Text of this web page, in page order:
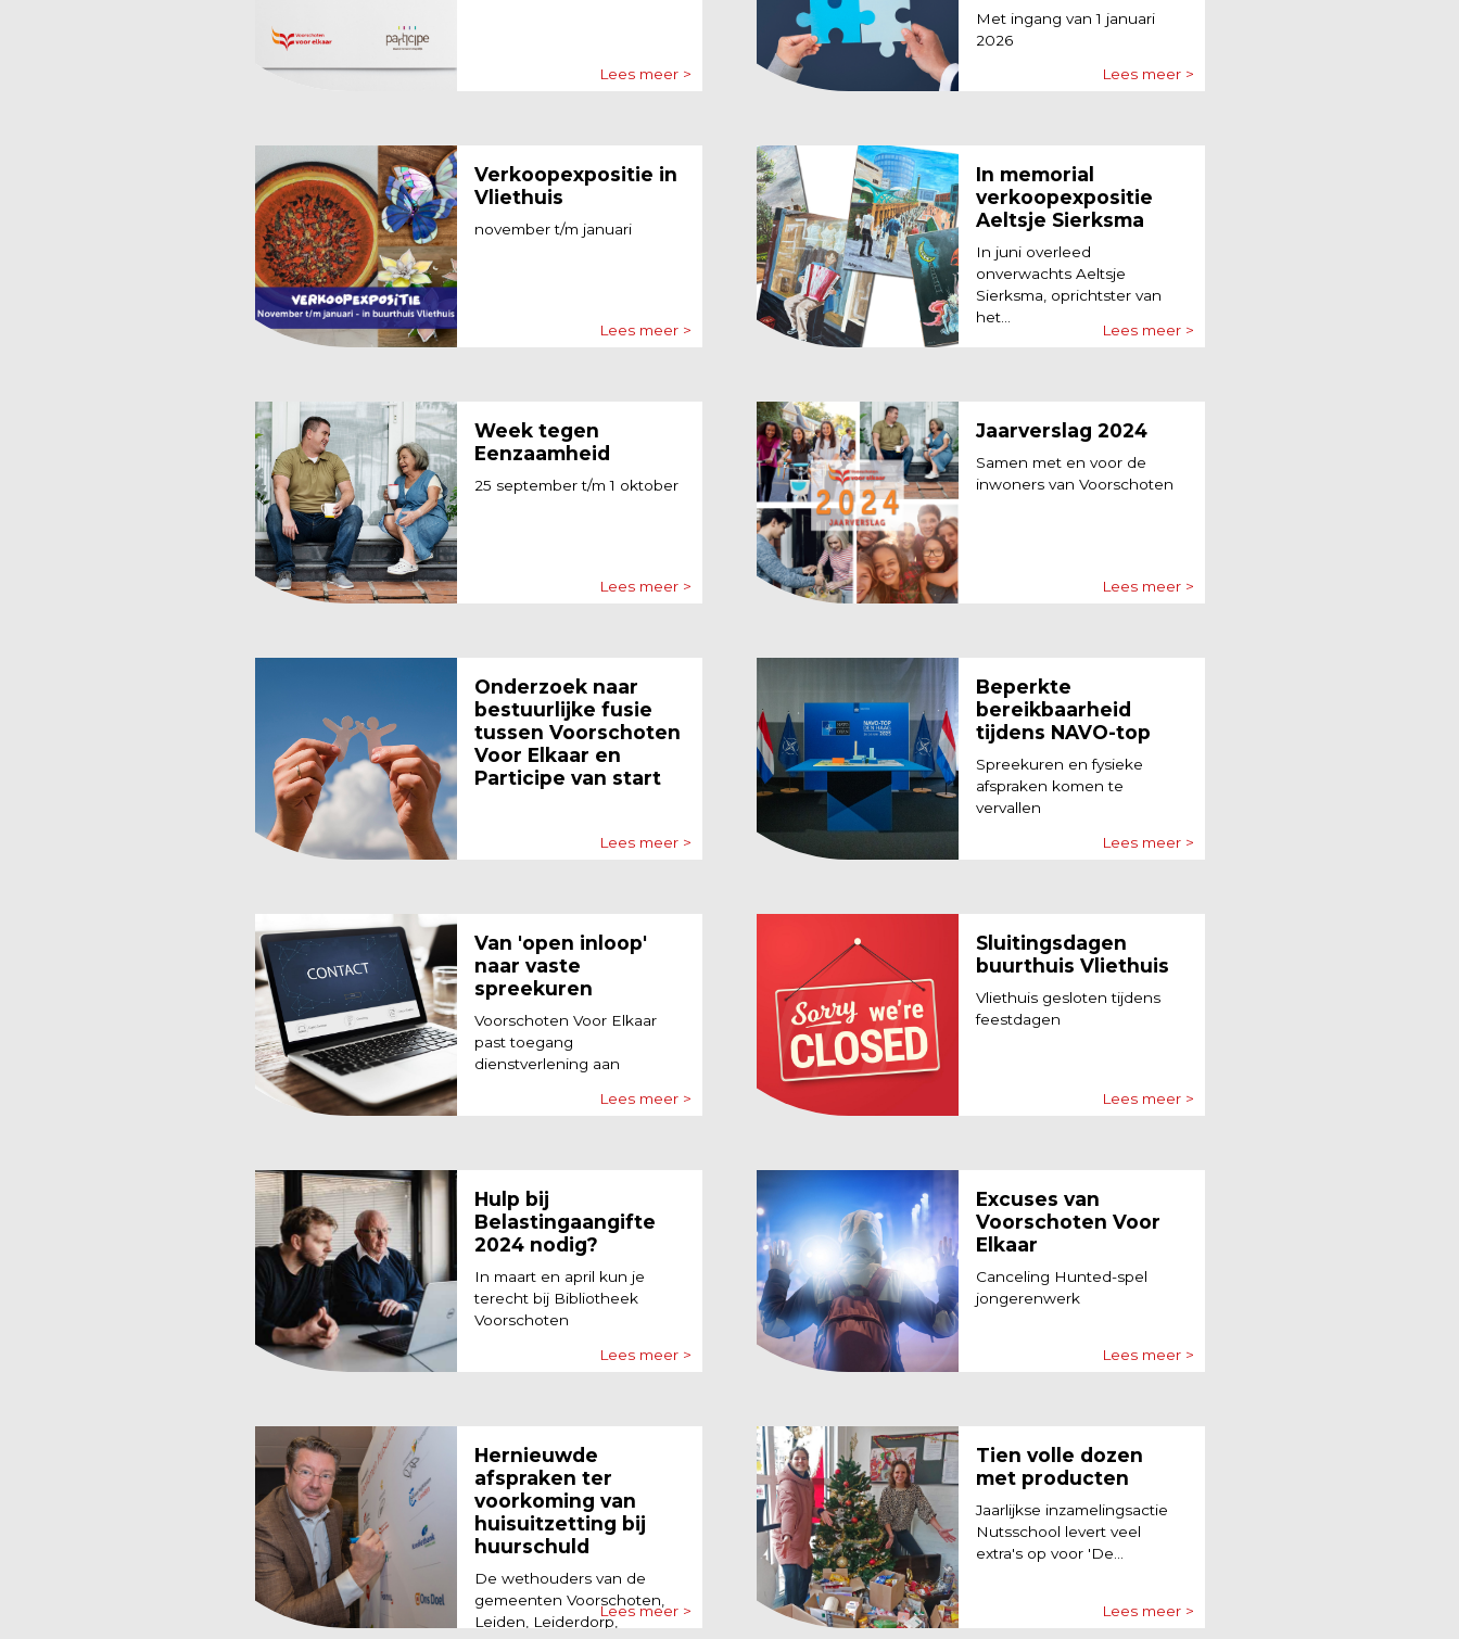
Lees meer >
Met ingang van 1 januari
2026
Lees meer >
Verkoopexpositie in
Vliethuis
november t/m januari
Lees meer >
In memorial
verkoopexpositie
Aeltsje Sierksma
In juni overleed
onverwachts Aeltsje
Sierksma, oprichtster van
het...
Lees meer >
Week tegen
Eenzaamheid
25 september t/m 1 oktober
Lees meer >
Jaarverslag 2024
Samen met en voor de
inwoners van Voorschoten
Lees meer >
Onderzoek naar
bestuurlijke fusie
tussen Voorschoten
Voor Elkaar en
Participe van start
Lees meer >
Beperkte
bereikbaarheid
tijdens NAVO-top
Spreekuren en fysieke
afspraken komen te
vervallen
Lees meer >
Van 'open inloop'
naar vaste
spreekuren
Voorschoten Voor Elkaar
past toegang
dienstverlening aan
Lees meer >
Sluitingsdagen
buurthuis Vliethuis
Vliethuis gesloten tijdens
feestdagen
Lees meer >
Hulp bij
Belastingaangifte
2024 nodig?
In maart en april kun je
terecht bij Bibliotheek
Voorschoten
Lees meer >
Excuses van
Voorschoten Voor
Elkaar
Canceling Hunted-spel
jongerenwerk
Lees meer >
Hernieuwde
afspraken ter
voorkoming van
huisuitzetting bij
huurschuld
De wethouders van de
gemeenten Voorschoten,
Leiden, Leiderdorp,
Lees meer >
Tien volle dozen
met producten
Jaarlijkse inzamelingsactie
Nutsschool levert veel
extra's op voor 'De...
Lees meer >